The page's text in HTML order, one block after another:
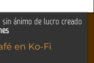
ánimo de lucro creado
en Ko-Fi